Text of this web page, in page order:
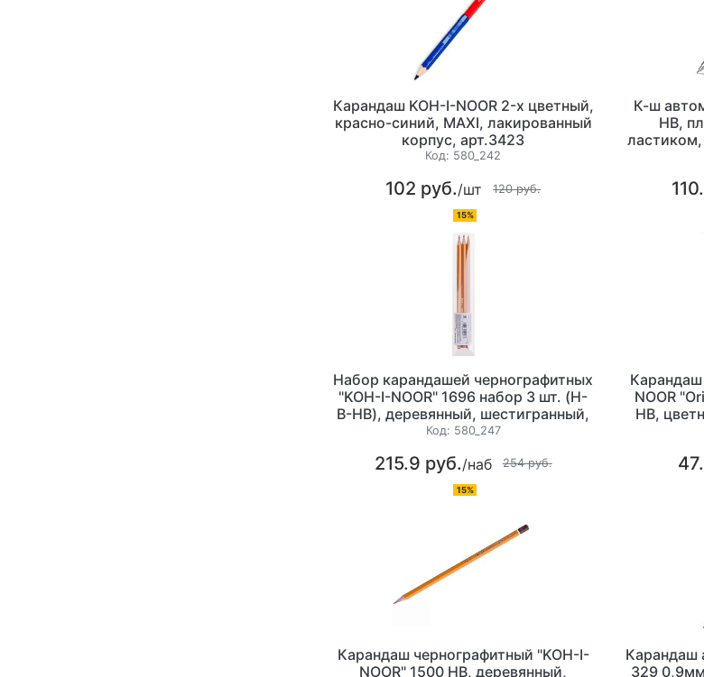
Карандаш KOH-I-NOOR 2-х цветный,
красно-синий, MAXI, лакированный
корпус, арт.3423
Код: 580_242
102 руб./шт 120 руб.
15%
К-ш
HB,
упора,
Набор карандашей чернографитных
"KOH-I-NOOR" 1696 набор 3 шт. (H-
B-HB), деревянный, шестигранный,
заточенный
Код: 580_247
215.9 руб./наб 254 руб.
15%
Карандаш
NOOR
НВ,
Карандаш чернографитный "KOH-I-
NOOR" 1500 НВ, деревянный,
Карандаш
329